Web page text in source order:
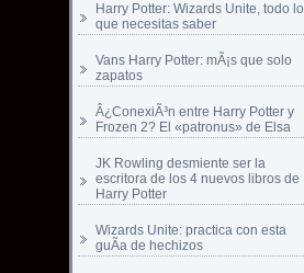
Harry Potter: Wizards Unite, todo lo
que necesitas saber
Vans Harry Potter: mÃ¡s que solo
zapatos
Â¿ConexiÃ³n entre Harry Potter y
Frozen 2? El «patronus» de Elsa
JK Rowling desmiente ser la
escritora de los 4 nuevos libros de
Harry Potter
Wizards Unite: practica con esta
guÃ­a de hechizos